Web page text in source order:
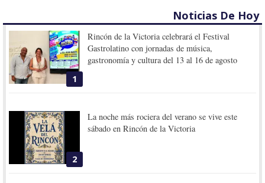
Noticias De Hoy
1
Rincón de la Victoria celebrará el Festival
Gastrolatino con jornadas de música,
gastronomía y cultura del 13 al 16 de agosto
2
La noche más rociera del verano se vive este
sábado en Rincón de la Victoria